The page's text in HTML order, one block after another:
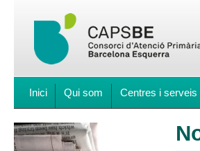
Inici Qui som Centres i serveis